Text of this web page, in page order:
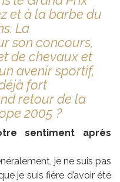
et à la barbe du
La
son concours,
de chevaux et
avenir sportif,
fort
retour de la
2005 ?
sentiment après
je ne suis pas
je suis fière d’avoir été